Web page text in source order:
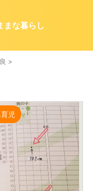
まな暮らし
>
児